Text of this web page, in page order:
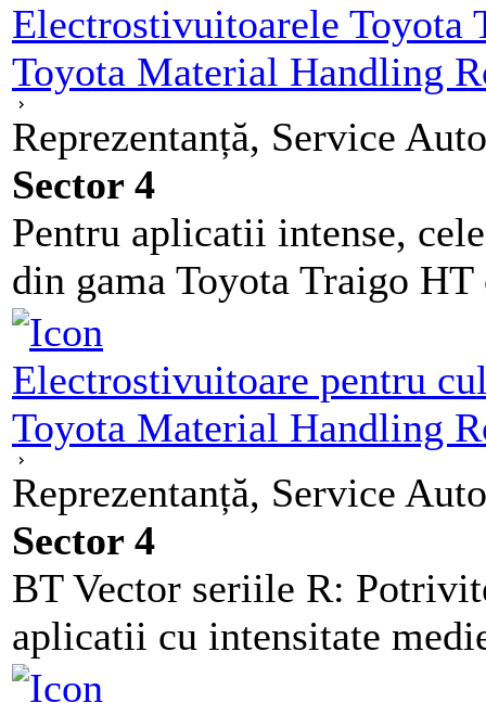
Electrostivuitoarele Toyota
Toyota Material Handling
Reprezentanță, Service
Sector 4
Pentru aplicatii intense,
din gama Toyota Traigo
Electrostivuitoare pentru
Toyota Material Handling
Reprezentanță, Service
Sector 4
BT Vector seriile R:
aplicatii cu intensitate